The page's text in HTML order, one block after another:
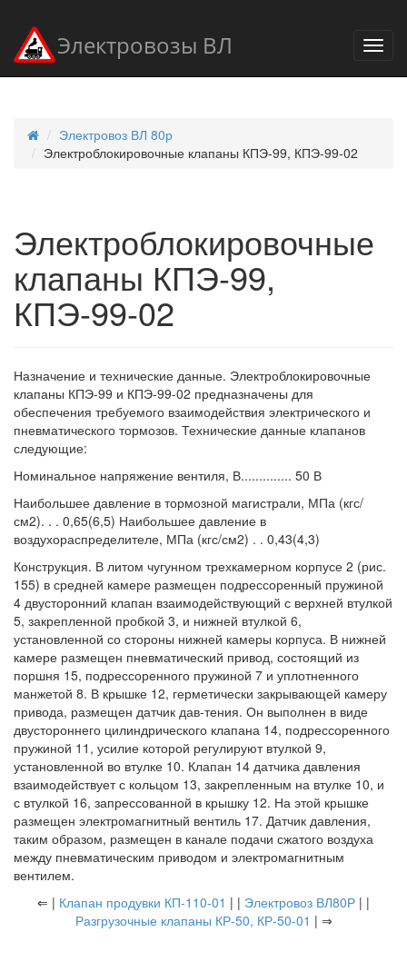
Электровозы ВЛ
Электровоз ВЛ 80р
Электроблокировочные клапаны КПЭ-99, КПЭ-99-02
Электроблокировочные
клапаны КПЭ-99,
КПЭ-99-02
Назначение и технические данные. Электроблокировочные
клапаны КПЭ-99 и КПЭ-99-02 предназначены для
обеспечения требуемого взаимодействия электрического и
пневматического тормозов. Технические данные клапанов
следующие:
Номинальное напряжение вентиля, В.............. 50 В
Наибольшее давление в тормозной магистрали, МПа (кгс/
см2). . . 0,65(6,5) Наибольшее давление в
воздухораспределителе, МПа (кгс/см2) . . 0,43(4,3)
Конструкция. В литом чугунном трехкамерном корпусе 2 (рис.
155) в средней камере размещен подрессоренный пружиной
4 двусторонний клапан взаимодействующий с верхней втулкой
5, закрепленной пробкой 3, и нижней втулкой 6,
установленной со стороны нижней камеры корпуса. В нижней
камере размещен пневматический привод, состоящий из
поршня 15, подрессоренного пружиной 7 и уплотненного
манжетой 8. В крышке 12, герметически закрывающей камеру
привода, размещен датчик дав-тения. Он выполнен в виде
двустороннего цилиндрического клапана 14, подрессоренного
пружиной 11, усилие которой регулируют втулкой 9,
установленной во втулке 10. Клапан 14 датчика давления
взаимодействует с кольцом 13, закрепленным на втулке 10, и
с втулкой 16, запрессованной в крышку 12. На этой крышке
размещен электромагнитный вентиль 17. Датчик давления,
таким образом, размещен в канале подачи сжатого воздуха
между пневматическим приводом и электромагнитным
вентилем.
⇐ | Клапан продувки КП-110-01 | | Электровоз ВЛ80Р | |
Разгрузочные клапаны КР-50, КР-50-01 | ⇒